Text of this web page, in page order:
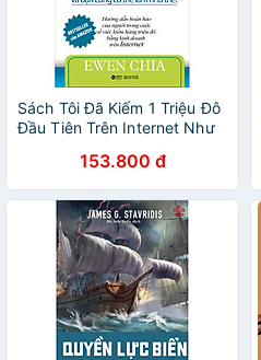
Sách Tôi Đã Kiếm 1 Triệu Đô
Đầu Tiên Trên Internet Như
Thể Làm Như Thế (Tái Bản)
153.800 đ